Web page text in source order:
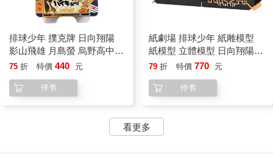
排球少年 撲克牌 日向翔陽
影山飛雄 月島螢 烏野高中
桌遊 ENSKY
75 折 特價 440 元
停售
紙劇場 排球少年 紙雕模型
紙模型 立體模型 日向翔陽
影山飛雄 PAPER THEATER
79 折 特價 770 元
停售
看更多